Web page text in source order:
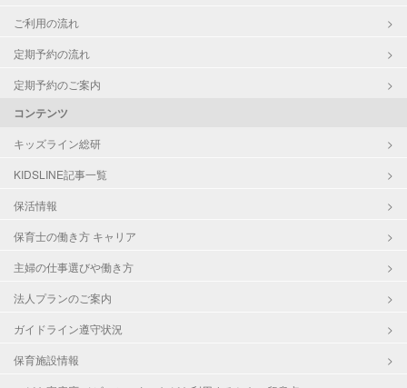
ご利用の流れ
定期予約の流れ
定期予約のご案内
コンテンツ
キッズライン総研
KIDSLINE記事一覧
保活情報
保育士の働き方 キャリア
主婦の仕事選びや働き方
法人プランのご案内
ガイドライン遵守状況
保育施設情報